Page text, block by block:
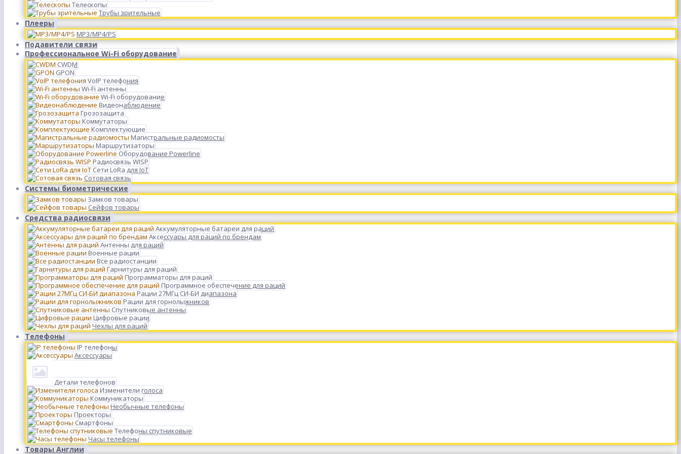
Телескопы
Трубы зрительные
Плееры
MP3/MP4/PS
Подавители связи
Профессиональное Wi-Fi оборудование
CWDM
GPON
VoIP телефония
Wi-Fi антенны
Wi-Fi оборудование
Видеонаблюдение
Грозозащита
Коммутаторы
Комплектующие
Магистральные радиомосты
Маршрутизаторы
Оборудование Powerline
Радиосвязь WISP
Сети LoRa для IoT
Сотовая связь
Системы биометрические
Замков товары
Сейфов товары
Средства радиосвязи
Аккумуляторные батареи для раций
Аксессуары для раций по брендам
Антенны для раций
Военные рации
Все радиостанции
Гарнитуры для раций
Программаторы для раций
Программное обеспечение для раций
Рации 27МГц СИ-БИ диапазона
Рации для горнолыжников
Спутниковые антенны
Цифровые рации
Чехлы для раций
Телефоны
IP телефоны
Аксессуары
Детали телефонов
Изменители голоса
Коммуникаторы
Необычные телефоны
Проекторы
Смартфоны
Телефоны спутниковые
Часы телефоны
Товары Англии